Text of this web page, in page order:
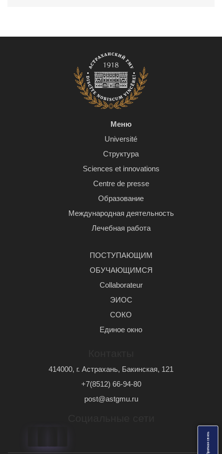
О
б
р
а
т
н
а
я
с
в
я
з
ь
Меню
Université
Структура
Sciences et innovations
Centre de presse
Образование
Международная деятельность
Лечебная работа
ПОСТУПАЮЩИМ
ОБУЧАЮЩИМСЯ
Сollaborateur
ЭИОС
СОКО
Единое окно
414000, г. Астрахань, Бакинская, 121
+7(8512) 66-94-80
post@astgmu.ru